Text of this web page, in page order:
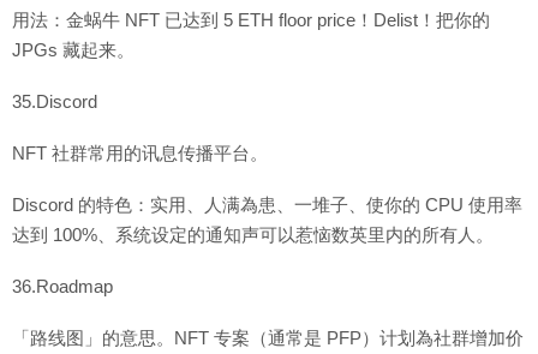
用法：金蜗牛 NFT 已达到 5 ETH floor price！Delist！把你的
JPGs 藏起来。
35.Discord
NFT 社群常用的讯息传播平台。
Discord 的特色：实用、人满為患、一堆子、使你的 CPU 使用率
达到 100%、系统设定的通知声可以惹恼数英里内的所有人。
36.Roadmap
「路线图」的意思。NFT 专案（通常是 PFP）计划為社群增加价